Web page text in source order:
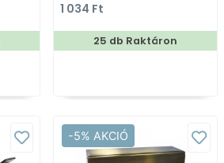
1 034 Ft
25 db Raktáron
-5% AKCIÓ